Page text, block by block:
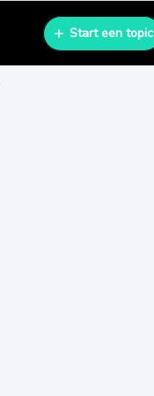
Start een topic